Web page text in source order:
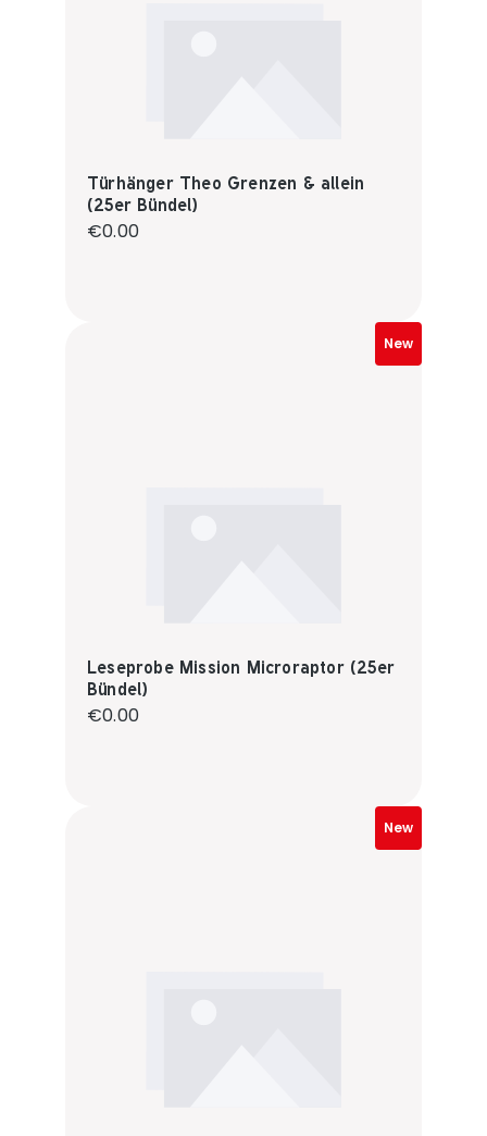
Türhänger Theo Grenzen & allein
(25er Bündel)
Regular price:
€0.00
New
Leseprobe Mission Microraptor (25er
Bündel)
Regular price:
€0.00
New